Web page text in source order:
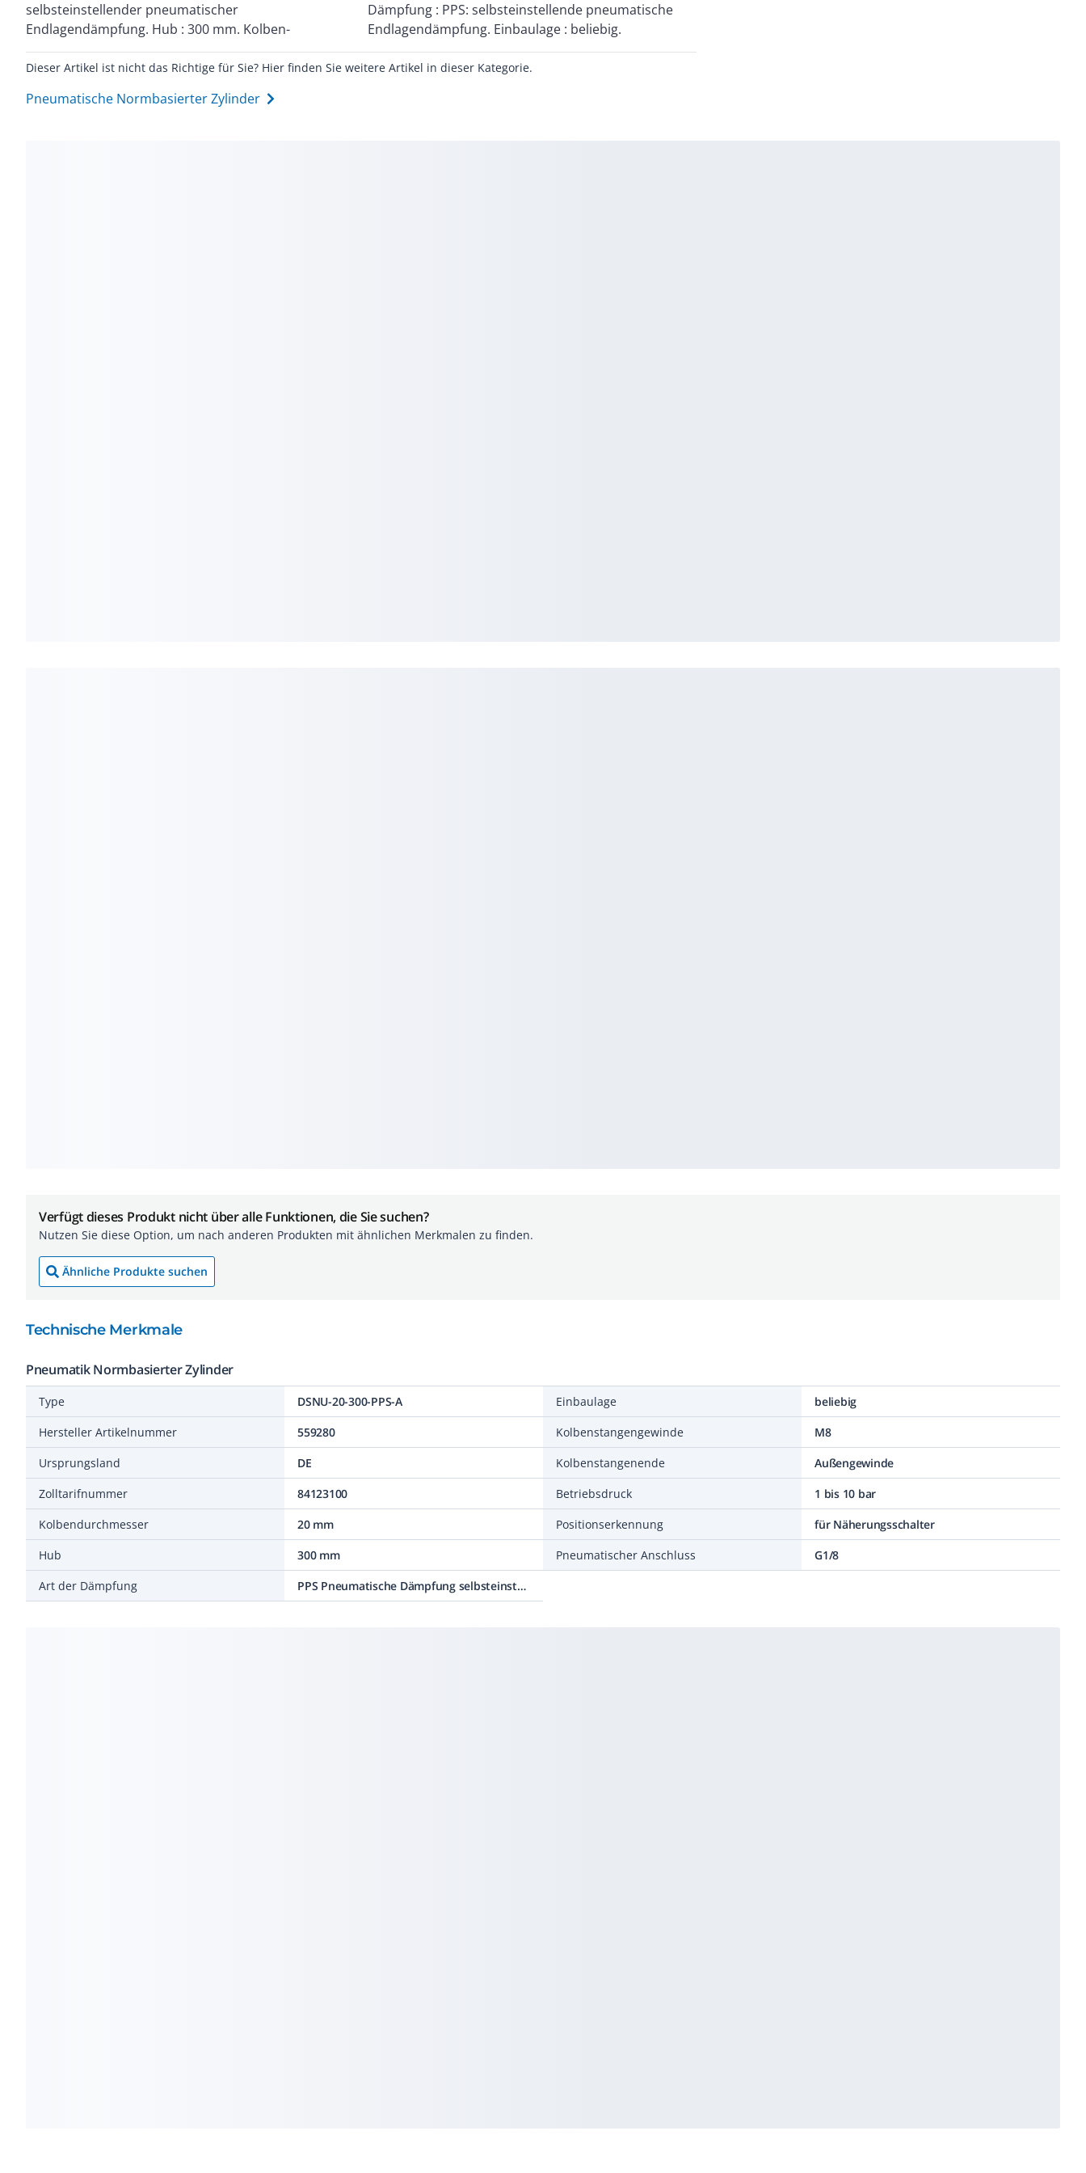
selbsteinstellender pneumatischer
Endlagendämpfung. Hub : 300 mm. Kolben-
Dämpfung : PPS: selbsteinstellende pneumatische
Endlagendämpfung. Einbaulage : beliebig.
Dieser Artikel ist nicht das Richtige für Sie? Hier finden Sie weitere Artikel in dieser Kategorie.
Pneumatische Normbasierter Zylinder
Verfügt dieses Produkt nicht über alle Funktionen, die Sie suchen?
Nutzen Sie diese Option, um nach anderen Produkten mit ähnlichen Merkmalen zu finden.
Ähnliche Produkte suchen
Technische Merkmale
Pneumatik Normbasierter Zylinder
Type
DSNU-20-300-PPS-A
Hersteller Artikelnummer
559280
Ursprungsland
DE
Zolltarifnummer
84123100
Kolbendurchmesser
20 mm
Hub
300 mm
Art der Dämpfung
PPS Pneumatische Dämpfung selbsteinstellend
Einbaulage
beliebig
Kolbenstangengewinde
M8
Kolbenstangenende
Außengewinde
Betriebsdruck
1 bis 10 bar
Positionserkennung
für Näherungsschalter
Pneumatischer Anschluss
G1/8